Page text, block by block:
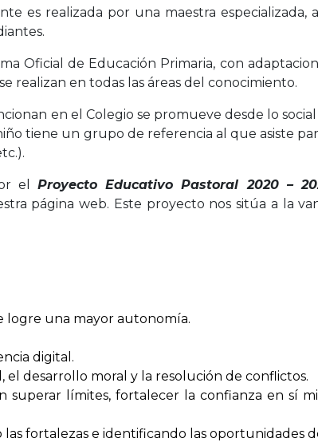
es realizada por una maestra especializada,
Oficial de Educación Primaria, con
realizan en todas las áreas del conocimiento.
en el Colegio se promueve desde lo
tiene un grupo de referencia al que asiste
el Proyecto Educativo Pastoral 2020 –
página web. Este proyecto nos sitúa a la
logre una mayor autonomía.
digital.
el desarrollo moral y la resolución de conflictos.
superar límites, fortalecer la confianza en sí
fortalezas e identificando las oportunidades